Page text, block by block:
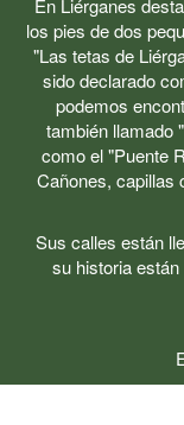
En Liérganes
los pies de dos
"Las tetas de
sido declarado
podemos
también llamado
como el "Puente
Cañones, capillas
Sus calles están
su historia